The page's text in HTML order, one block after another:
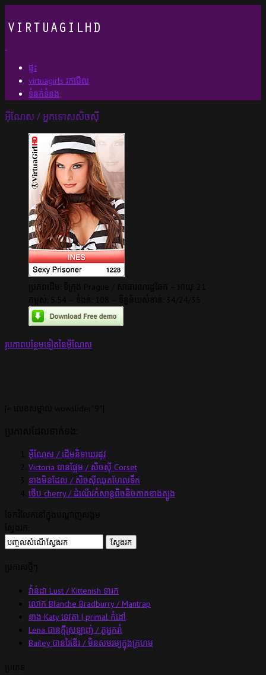
ផ្ទះ
virtuagirls រកមើល
ទំនក់ទំនង
អ៊ីណែស / អ្នកទោសសិចស៊ី
រូបភាពបន្ថែមទៀតនៃអ៊ីណែស
អ៊ីណែស / ដើមនិទាឃរដូវ
Victoria បានផ្អែម / សិចស៊ី Corset
នាងមិនដែល / សិចស៊ីឈុតហែលទឹក
ថើប cherry / ដំណើរកំសាន្តពិចនិចភាគខាងត្បូង
វ៉ាន់ដា Lust / Kittenish ទារក
លោក Blanche Bradburry / Mantrap
នាង Katy ទេវតា | primal កំដៅ
Lena បានក្ដីស្រឡាញ់ / ភ្លអ្នករាំ
Bailey បានរៃឌើរ / មិនសមរម្យក្នុងក្រហម